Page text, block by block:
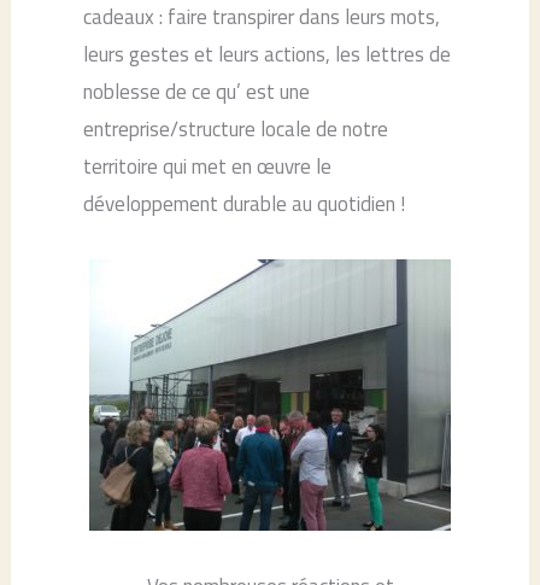
cadeaux : faire transpirer dans leurs mots,
leurs gestes et leurs actions, les lettres de
noblesse de ce qu’ est une
entreprise/structure locale de notre
territoire qui met en œuvre le
développement durable au quotidien !